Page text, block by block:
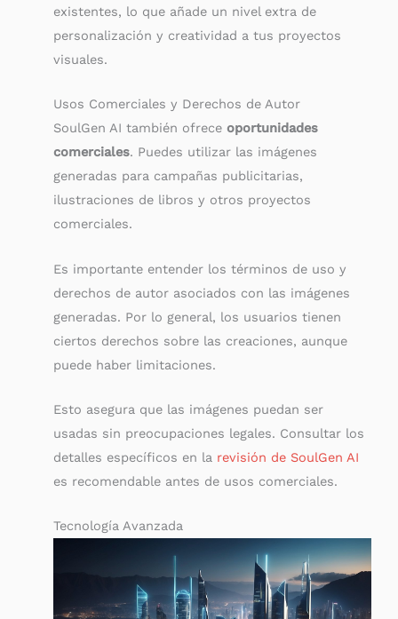
existentes, lo que añade un nivel extra de
personalización y creatividad a tus proyectos
visuales.
Usos Comerciales y Derechos de Autor
SoulGen AI también ofrece oportunidades
comerciales. Puedes utilizar las imágenes
generadas para campañas publicitarias,
ilustraciones de libros y otros proyectos
comerciales.
Es importante entender los términos de uso y
derechos de autor asociados con las imágenes
generadas. Por lo general, los usuarios tienen
ciertos derechos sobre las creaciones, aunque
puede haber limitaciones.
Esto asegura que las imágenes puedan ser
usadas sin preocupaciones legales. Consultar los
detalles específicos en la revisión de SoulGen AI
es recomendable antes de usos comerciales.
Tecnología Avanzada